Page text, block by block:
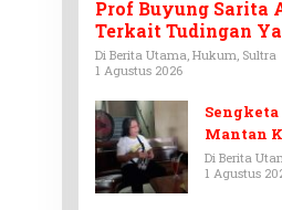
Prof Buyung Sarita
Terkait Tudingan
Ditagih Utang Rp3,6
Di Berita Utama, Hukum, Sultra
1 Agustus 2026
Mantan
143/HO,
Menjadi
Di Berita
1 Agustus